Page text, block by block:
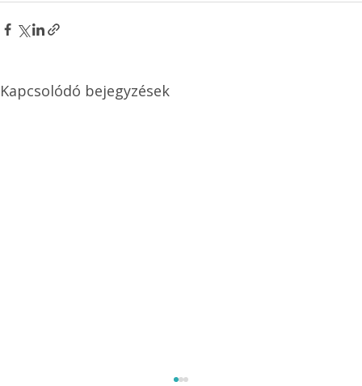
Kapcsolódó bejegyzések